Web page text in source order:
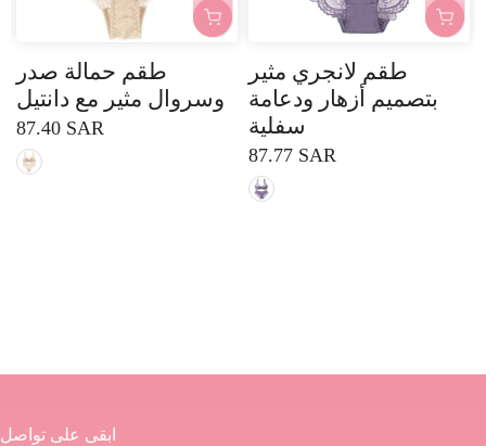
طقم حمالة صدر
وسروال مثير مع دانتيل
87.40 SAR
طقم لانجري مثير
بتصميم أزهار ودعامة
سفلية
87.77 SAR
ابقى على تواصل